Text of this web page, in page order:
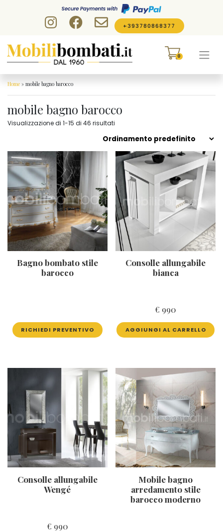
+393780868377
0
Home » mobile bagno barocco
mobile bagno barocco
Visualizzazione di 1-15 di 46 risultati
Bagno bombato stile
barocco
RICHIEDI PREVENTIVO
Consolle allungabile
bianca
€ 990
AGGIUNGI AL CARRELLO
Consolle allungabile
Wengé
€ 990
Mobile bagno
arredamento stile
barocco moderno